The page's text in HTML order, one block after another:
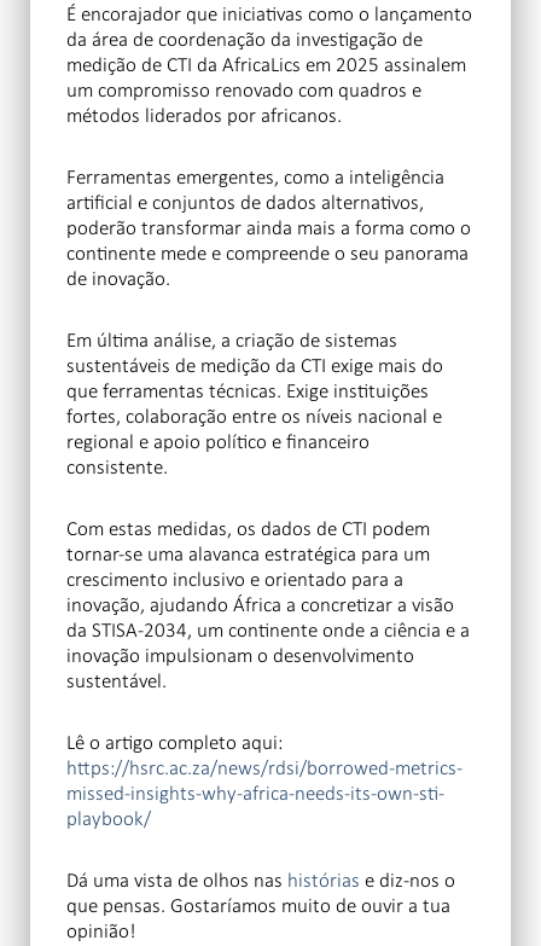
É encorajador que iniciativas como o lançamento
da área de coordenação da investigação de
medição de CTI da AfricaLics em 2025 assinalem
um compromisso renovado com quadros e
métodos liderados por africanos.
Ferramentas emergentes, como a inteligência
artificial e conjuntos de dados alternativos,
poderão transformar ainda mais a forma como o
continente mede e compreende o seu panorama
de inovação.
Em última análise, a criação de sistemas
sustentáveis de medição da CTI exige mais do
que ferramentas técnicas. Exige instituições
fortes, colaboração entre os níveis nacional e
regional e apoio político e financeiro
consistente.
Com estas medidas, os dados de CTI podem
tornar-se uma alavanca estratégica para um
crescimento inclusivo e orientado para a
inovação, ajudando África a concretizar a visão
da STISA-2034, um continente onde a ciência e a
inovação impulsionam o desenvolvimento
sustentável.
Lê o artigo completo aqui:
https://hsrc.ac.za/news/rdsi/borrowed-metrics-
missed-insights-why-africa-needs-its-own-sti-
playbook/
Dá uma vista de olhos nas histórias e diz-nos o
que pensas. Gostaríamos muito de ouvir a tua
opinião!